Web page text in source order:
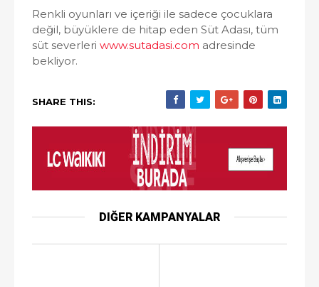
Renkli oyunları ve içeriği ile sadece çocuklara
değil, büyüklere de hitap eden Süt Adası, tüm
süt severleri www.sutadasi.com adresinde
bekliyor.
SHARE THIS:
DIĞER KAMPANYALAR